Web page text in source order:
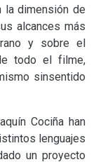
la dimensión de
alcances más
y sobre el
todo el filme,
sinsentido
Cociña han
lenguajes
un proyecto